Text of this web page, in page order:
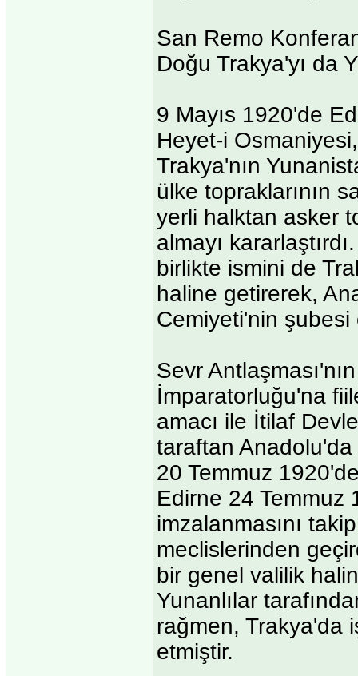
San Remo
Doğu Trakya'yı da
9 Mayıs 1920'de
Heyet-i
Trakya'nın
ülke topraklarının
yerli halktan asker
almayı
birlikte ismini de
haline getirerek,
Cemiyeti'nin şubesi
Sevr
İmparatorluğu'na
amacı ile İtilaf
taraftan
20 Temmuz
Edirne 24 Temmuz
imzalanmasını
meclislerinden
bir genel valilik
Yunanlılar
rağmen, Trakya'da
etmiştir.